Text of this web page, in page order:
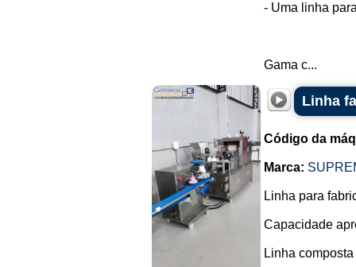
- Uma linha
Gama c...
Linha
Código da
Marca:
Linha para
Capacidade
Linha